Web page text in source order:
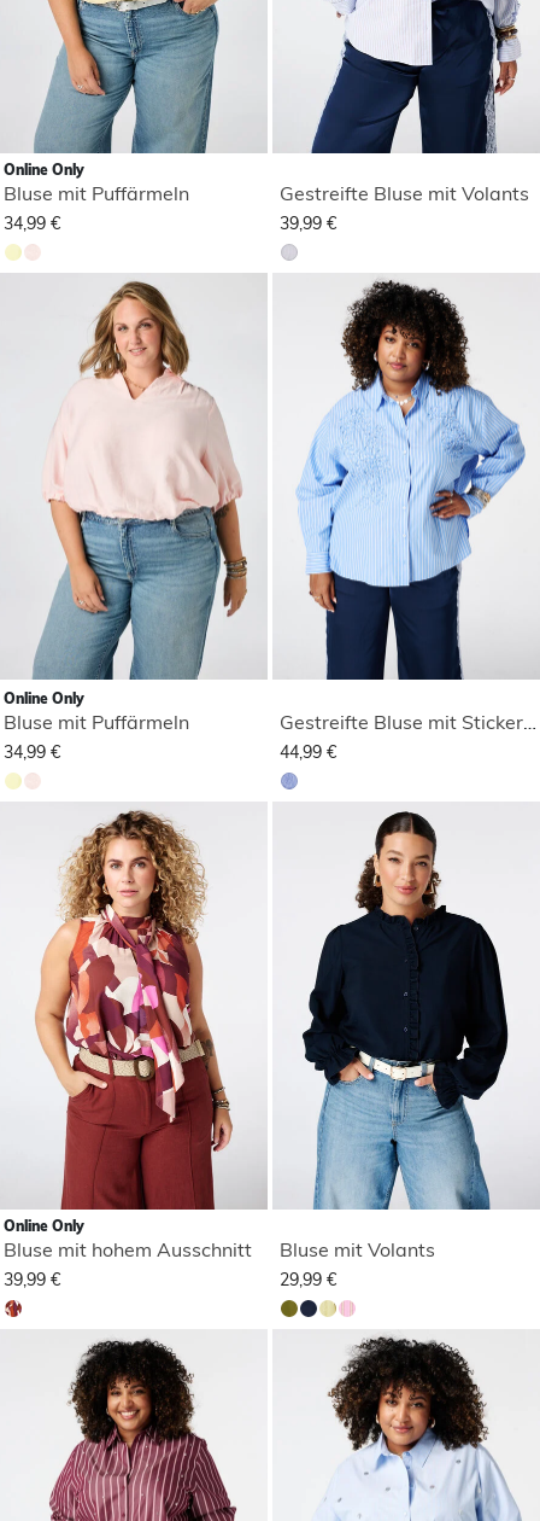
Online Only
Bluse mit Puffärmeln
34,99 €
Gestreifte Bluse mit Volants
39,99 €
Online Only
Bluse mit Puffärmeln
34,99 € 44,99 €
Online Only
Bluse mit hohem Ausschnitt
39,99 €
Bluse mit Volants
29,99 €